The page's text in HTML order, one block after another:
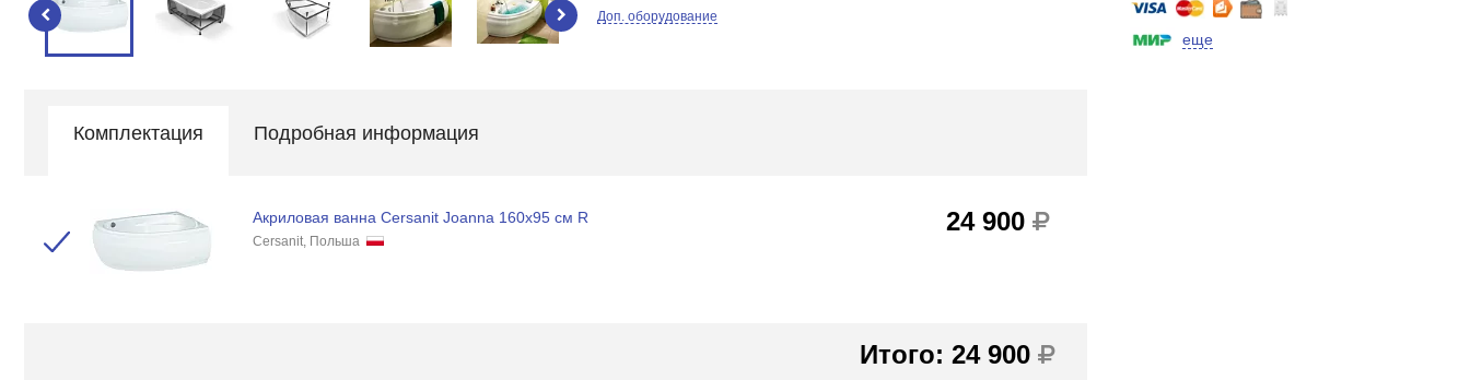
Доп. оборудование
еще
Комплектация Подробная информация
Акриловая ванна Cersanit Joanna 160x95 см R
Cersanit, Польша
24 900
Итого: 24 900